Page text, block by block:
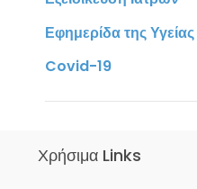
Εφημερίδα της Υγείας
Covid-19
Χρήσιμα Links